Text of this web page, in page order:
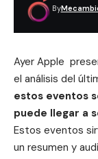
By
Ayer Apple
el análisis del
estos eventos
puede llegar a
Estos eventos
un resumen y